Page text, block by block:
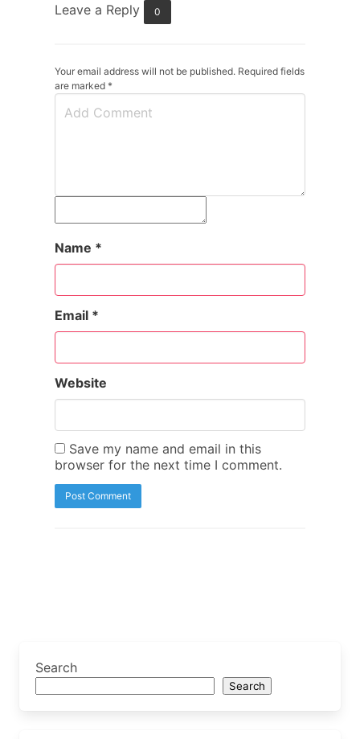
Leave a Reply 0
Your email address will not be published. Required fields
are marked *
Name *
Email *
Website
Save my name and email in this
browser for the next time I comment.
Search
Search